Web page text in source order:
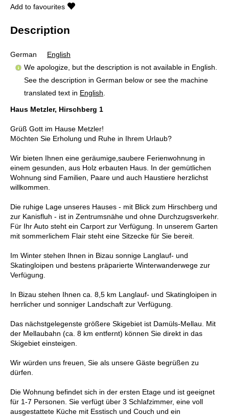
Add to favourites
Description
German
English
We apologize, but the description is not available in English.
See the description in German below or see the machine
translated text in English
Haus Metzler, Hirschberg 1
Grüß Gott im Hause Metzler!
Möchten Sie Erholung und Ruhe in Ihrem Urlaub?
Wir bieten Ihnen eine geräumige,saubere Ferienwohnung in
einem gesunden, aus Holz erbauten Haus. In der gemütlichen
Wohnung sind Familien, Paare und auch Haustiere herzlichst
willkommen.
Die ruhige Lage unseres Hauses - mit Blick zum Hirschberg und
zur Kanisfluh - ist in Zentrumsnähe und ohne Durchzugsverkehr.
Für Ihr Auto steht ein Carport zur Verfügung. In unserem Garten
mit sommerlichem Flair steht eine Sitzecke für Sie bereit.
Im Winter stehen Ihnen in Bizau sonnige Langlauf- und
Skatingloipen und bestens präparierte Winterwanderwege zur
Verfügung.
In Bizau stehen Ihnen ca. 8,5 km Langlauf- und Skatingloipen in
herrlicher und sonniger Landschaft zur Verfügung.
Das nächstgelegenste größere Skigebiet ist Damüls-Mellau. Mit
der Mellaubahn (ca. 8 km entfernt) können Sie direkt in das
Skigebiet einsteigen.
Wir würden uns freuen, Sie als unsere Gäste begrüßen zu
dürfen.
Die Wohnung befindet sich in der ersten Etage und ist geeignet
für 1-7 Personen. Sie verfügt über 3 Schlafzimmer, eine voll
ausgestattete Küche mit Esstisch und Couch und ein